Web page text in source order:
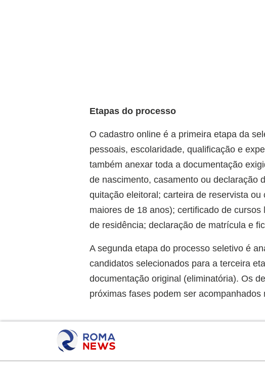
Etapas do processo
O cadastro online é a primeira etapa da
pessoais, escolaridade, qualificação e
também anexar toda a documentação
de nascimento, casamento ou declaração
quitação eleitoral; carteira de reservista
maiores de 18 anos); certificado de
de residência; declaração de matrícula e
A segunda etapa do processo seletivo é
candidatos selecionados para a terceira
documentação original (eliminatória). Os
próximas fases podem ser